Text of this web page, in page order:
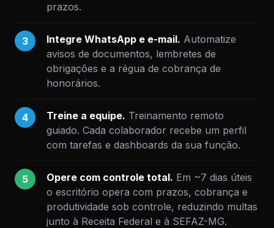
prazos.
3 Integre WhatsApp e e-mail. Automatize
avisos de documentos, lembretes de
obrigações e a régua de cobrança de
honorários.
4 Treine a equipe. Treinamento remoto
guiado. Cada colaborador recebe um perfil
com tarefas e dashboards da sua função.
5 Opere com controle total. Em ~7 dias úteis
o escritório opera com prazos, cobrança e
produtividade sob controle, reduzindo multas
junto à Receita Federal e à SEFAZ-MG.